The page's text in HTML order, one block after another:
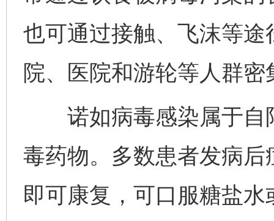
也可通过接触、飞沫等
院、医院和游轮等人群
诺如病毒感染属于自
毒药物。多数患者发病
即可康复，可口服糖盐